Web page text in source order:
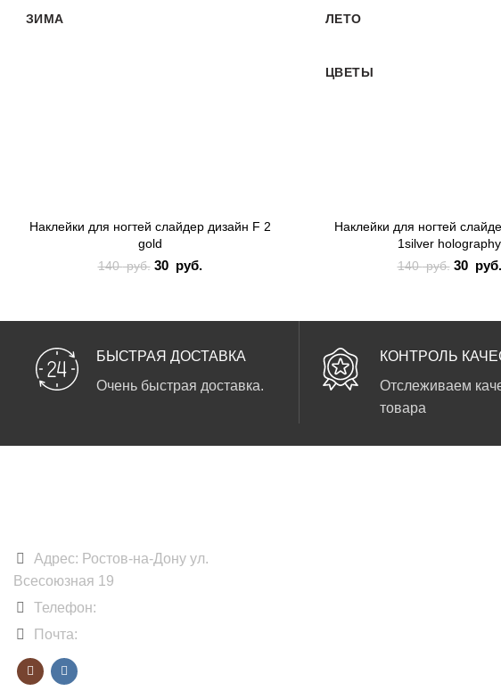
ЗИМА
Наклейки для ногтей слайдер дизайн F 2
gold
140руб.
Первоначальная
30 руб.
ЛЕТО
ЦВЕТЫ
Наклейки для ногтей
1silver holography
140руб. 30 руб.
БЫСТРАЯ ДОСТАВКА
Очень быстрая доставка.
КОНТРОЛЬ
Отслеживаем
товара
Адрес: Ростов-на-Дону ул.
Всесоюзная 19
Телефон:
Почта: